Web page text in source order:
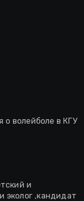
о волейболе в КГУ
и
эколог ,кандидат